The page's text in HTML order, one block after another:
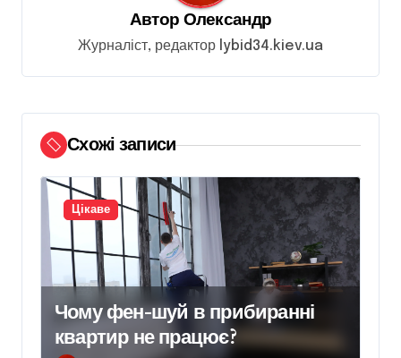
с
і
в
Автор Олександр
Журналіст, редактор lybid34.kiev.ua
Схожі записи
Цікаве
Чому фен-шуй в прибиранні
квартир не працює?